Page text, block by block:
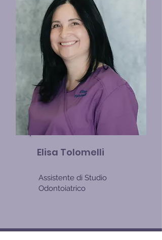
Elisa Tolomelli
Assistente di Studio
Odontoiatrico